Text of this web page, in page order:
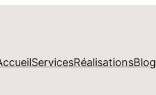
ServicesRéalisationsBlog